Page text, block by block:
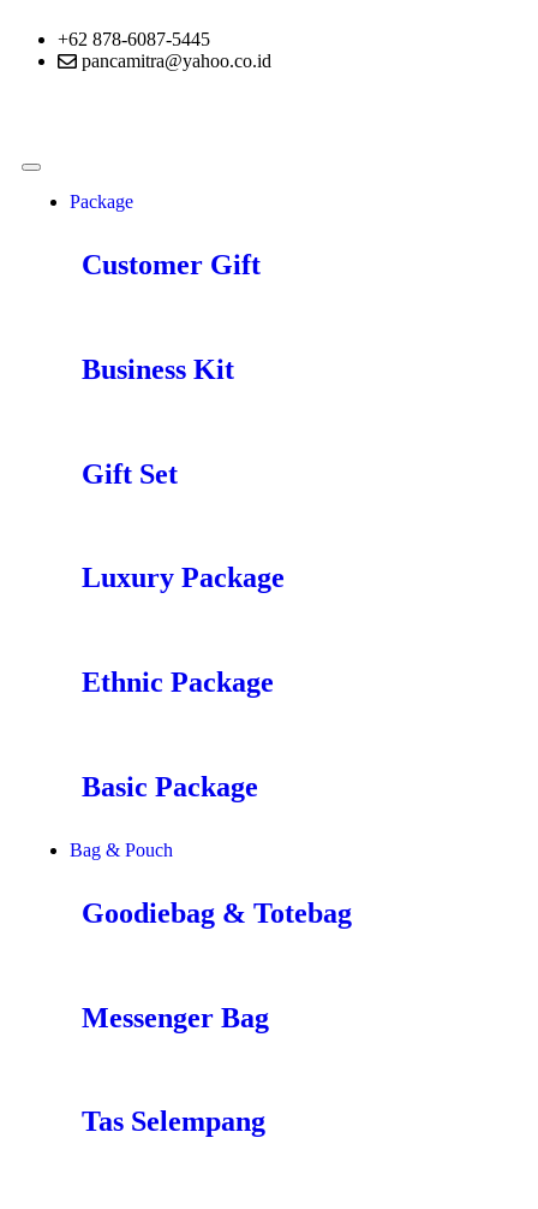
+62 878-6087-5445
pancamitra@yahoo.co.id
Package
Customer Gift
Business Kit
Gift Set
Luxury Package
Ethnic Package
Basic Package
Bag & Pouch
Goodiebag & Totebag
Messenger Bag
Tas Selempang